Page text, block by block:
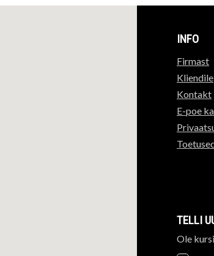
INFO
Firmast
Kliendile
Kontakt
E-poe
TELLI
Ole